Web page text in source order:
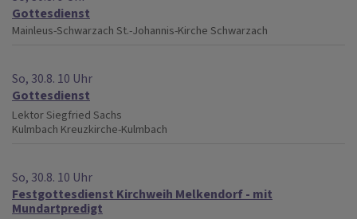
Gottesdienst
Mainleus-Schwarzach St.-Johannis-Kirche Schwarzach
So, 30.8. 10 Uhr
Gottesdienst
Lektor Siegfried Sachs
Kulmbach Kreuzkirche-Kulmbach
So, 30.8. 10 Uhr
Festgottesdienst Kirchweih Melkendorf - mit
Mundartpredigt